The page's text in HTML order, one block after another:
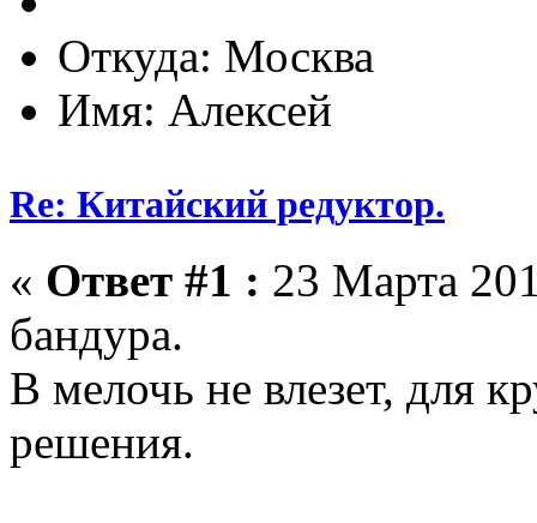
Откуда: Москва
Имя: Алексей
Re: Китайский редуктор.
« Ответ #1 : 23 Марта
бандура.
В мелочь не влезет, для
решения.